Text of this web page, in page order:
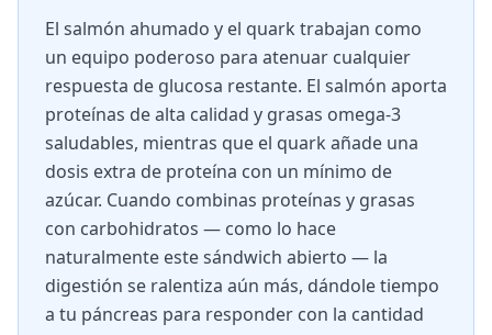
El salmón ahumado y el quark trabajan como
un equipo poderoso para atenuar cualquier
respuesta de glucosa restante. El salmón aporta
proteínas de alta calidad y grasas omega-3
saludables, mientras que el quark añade una
dosis extra de proteína con un mínimo de
azúcar. Cuando combinas proteínas y grasas
con carbohidratos — como lo hace
naturalmente este sándwich abierto — la
digestión se ralentiza aún más, dándole tiempo
a tu páncreas para responder con la cantidad